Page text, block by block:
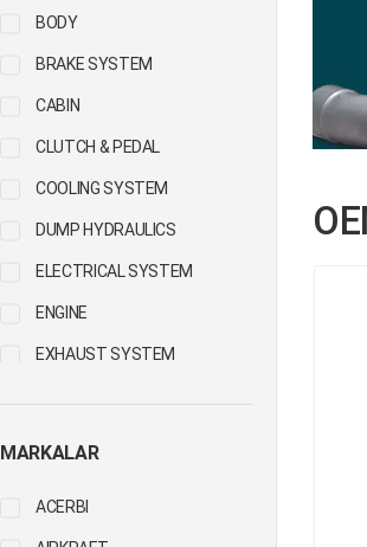
BODY
BRAKE SYSTEM
CABIN
CLUTCH & PEDAL
COOLING SYSTEM
DUMP HYDRAULICS
ELECTRICAL SYSTEM
ENGINE
EXHAUST SYSTEM
MARKALAR
ACERBI